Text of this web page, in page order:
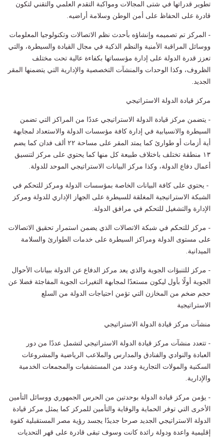
تطوير قدراتها في شتى المجالات ومواكبة التقدم العلمي والتقني لتكون
قادرة على الحفاظ على أمن الوطن وسلامة أراضيه.
- المركز تم تصميمه وإنشاؤه بأحدث نظم الاتصالات وتكنولوجيا المعلومات
ووسائل المراقبة الأمنية والنظم الذكية في مجال القيادة والسيطرة، والتي
تعزز قدرة الدولة على إدارة مؤسساتها بكفاءة عالية تحت مختلف
الظروف، وكذا الوحدات والمنشآت التخصصية والإدارية التي يتضمنها المقر
الجديد.
مركز قيادة الدولة الاستراتيجي
- يتضمن مركز قيادة الدولة الاستراتيجي عددًا من المراكز التي تضمن
السيطرة والانسيابية في إدارة كافة مؤسسات الدولة والاستعداد لمجابهة
أية أزمات أو طوارئ كما يمتد المقر على مساحة ۲۲ ألف فدان كما يضم
۱۳ منطقة تختلف باختلاف طبيعة كل منها كما يحتوي على مركز لتنسيق
أعمال دفاع الدولة، وكذا مركز البيانات الاستراتيجي الموحد للدولة.
- يحتوي على كافة البيانات الخاصة بمؤسسات الدولة ومركز للتحكم في
الشبكة الاستراتيجية المغلقة للسيطرة على الجهاز الإداري للدولة ومركز
الإدارة والتشغيل للتحكم في مرافق الدولة.
- مركز للتحكم في شبكة الاتصالات الذي يضمن استمرار تحقيق الاتصالات
على مستوى الدولة ومراكز السيطرة على خدمات الطوارئ والسلامة
الميدانية.
- مركز للتنبؤات الجوية والذي يعد مركز الدفاع عن الدولة ببيانات الأحوال
الجوية أولًا بأول ليكون مستعدًا لمجابهة التغيرات الجوية المفاجئة فضلا عن
حجم ضخم من المخازن التي تؤمن احتياجات الدولة من السلع
الاستراتيجية
منشآت مركز قيادة الدولة الاستراتيجي
- تتعدد منشآت مركز قيادة الدولة الاستراتيجي لتشمل عددًا من دور
العبادة والنوادي والفنادق والمدارس والملاعب الرياضية والمشروعات
السكنية والمولات التجارية وعدد من المستشفيات والمجمعات الخدمية
والإدارية.
- يؤمن مركز قيادة الدولة بوحدتين من الحرس الجمهوري ووسائل التأمين
الأخرى التي توفر الحماية والوقاية والتأمين للمركز كما يمثل مركز قيادة
الدولة الاستراتيجي الجديد صرحا جديدًا يجسد رؤية مصر المستقبلية كقوة
إقليمية واعدة ودولة رائدة كانت وسوف تبقى قادرة على قهر التحديات